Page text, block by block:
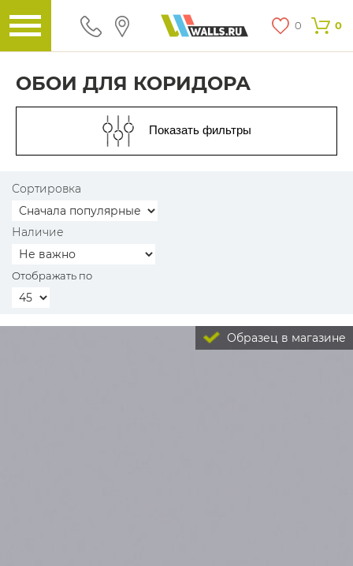
0 0
ОБОИ ДЛЯ КОРИДОРА
Показать фильтры
Сортировка
Наличие
Отображать по
Образец в магазине